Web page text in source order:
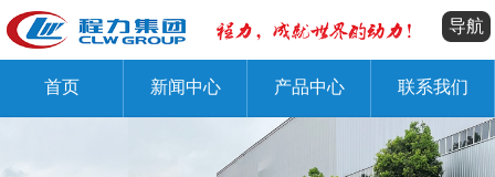
导航
首页 新闻中心 产品中心 联系我们